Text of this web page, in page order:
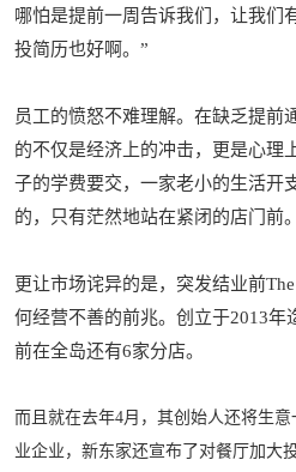
哪怕是提前一周告诉我们，让我们
投简历也好啊。”
员工的愤怒不难理解。在缺乏提前
的不仅是经济上的冲击，更是心理
子的学费要交，一家老小的生活开
的，只有茫然地站在紧闭的店门前。
更让市场诧异的是，突发结业前
何经营不善的前兆。创立于2013年
前在全岛还有6家分店。
而且就在去年4月，其创始人还将生
业企业，新东家还宣布了对餐厅加大